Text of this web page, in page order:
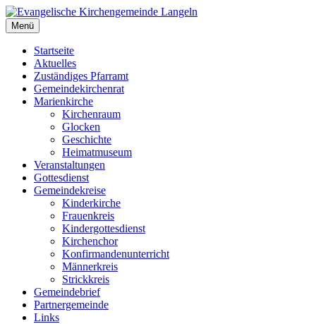
Zum
Inhalt
springen
Evangelische Kirchengemeinde Langeln
Evangelische Kirchengemeinde Langeln
Menü
Startseite
Aktuelles
Zuständiges Pfarramt
Gemeindekirchenrat
Marienkirche
Kirchenraum
Glocken
Geschichte
Heimatmuseum
Veranstaltungen
Gottesdienst
Gemeindekreise
Kinderkirche
Frauenkreis
Kindergottesdienst
Kirchenchor
Konfirmandenunterricht
Männerkreis
Strickkreis
Gemeindebrief
Partnergemeinde
Links